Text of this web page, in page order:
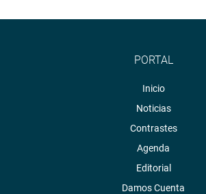
PORTAL
Inicio
Noticias
Contrastes
Agenda
Editorial
Damos Cuenta